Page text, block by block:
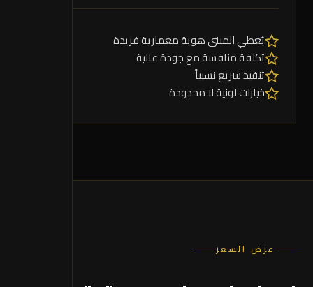
يُعطي المبنى هوية معمارية فريدة
تكلفة منافسة مع جودة عالية
تنفيذ سريع نسبياً
خيارات لونية لا محدودة
عرض السعر